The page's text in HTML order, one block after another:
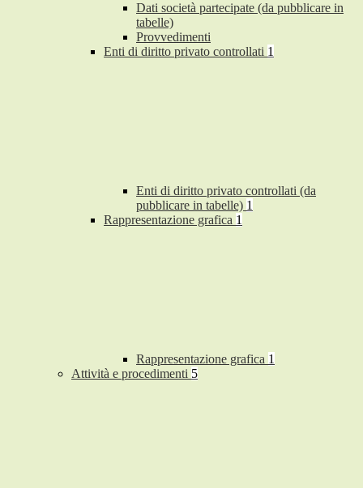
Dati società partecipate (da pubblicare in
tabelle)
Provvedimenti
Enti di diritto privato controllati 1
Enti di diritto privato controllati (da
pubblicare in tabelle) 1
Rappresentazione grafica 1
Rappresentazione grafica 1
Attività e procedimenti 5